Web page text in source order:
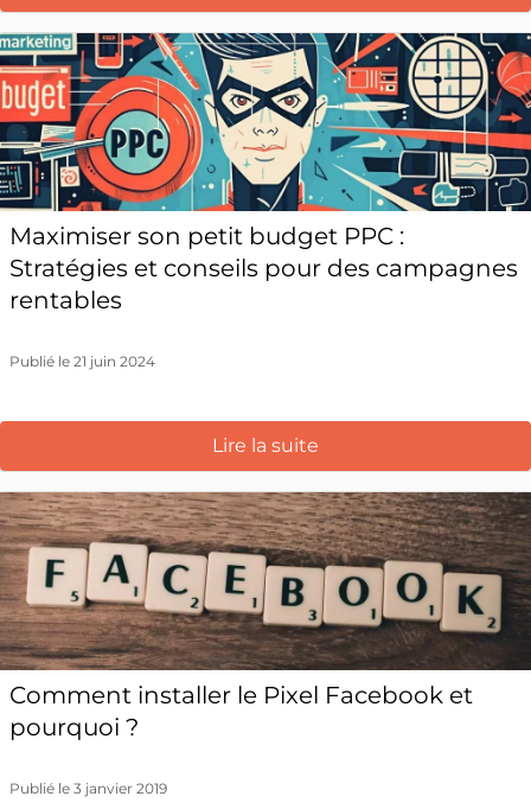
Maximiser son petit budget PPC :
Stratégies et conseils pour des campagnes
rentables
Publié le 21 juin 2024
Lire la suite
Comment installer le Pixel Facebook et
pourquoi ?
Publié le 3 janvier 2019